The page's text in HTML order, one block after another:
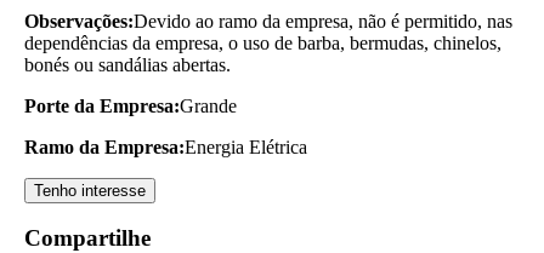
Observações:Devido ao ramo da empresa, não é permitido, nas
dependências da empresa, o uso de barba, bermudas, chinelos,
bonés ou sandálias abertas.
Porte da Empresa:Grande
Ramo da Empresa:Energia Elétrica
Tenho interesse
Compartilhe